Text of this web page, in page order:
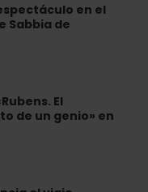
en el
Sabbia de
El
de un genio» en